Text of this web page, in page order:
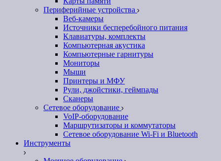
Периферийные устройства
Веб-камеры
Источники бесперебойного питания
Клавиатуры, комплекты
Компьютерная акустика
Компьютерные гарнитуры
Мониторы
Мыши
Принтеры и МФУ
Рули, джойстики, геймпады
Сканеры
Сетевое оборудование
VoIP-оборудование
Маршрутизаторы и коммутаторы
Сетевое оборудование Wi-Fi и Bluetooth
Инструменты